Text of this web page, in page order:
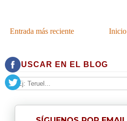
Entrada más reciente Inicio
BUSCAR EN EL BLOG